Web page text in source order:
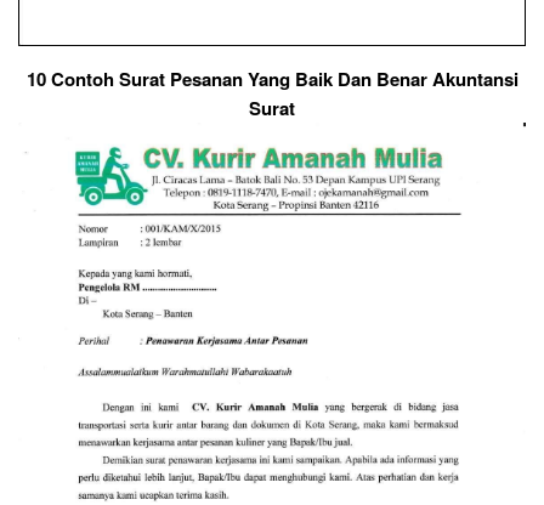
10 Contoh Surat Pesanan Yang Baik Dan Benar Akuntansi
Surat